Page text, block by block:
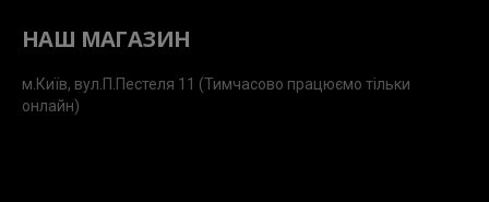
НАШ МАГАЗИН
м.Київ, вул.П.Пестеля 11 (Тимчасово працюємо тільки
онлайн)